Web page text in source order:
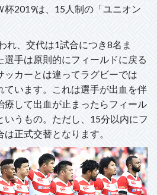
杯2019は、15人制の「ユニオン
れ、交代は1試合につき8名ま
選手は原則的にフィールドに戻る
ッカーとは違ってラグビーでは
ています。これは選手が出血を伴
療して出血が止まったらフィール
いうもの。ただし、15分以内にフ
正式交替となります。